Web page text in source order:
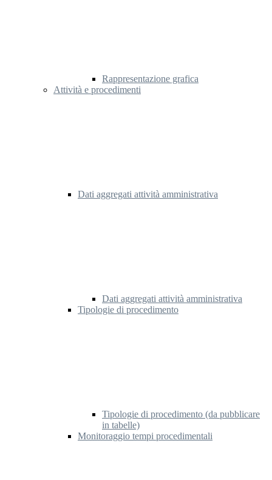
Rappresentazione grafica
Attività e procedimenti
Dati aggregati attività amministrativa
Dati aggregati attività amministrativa
Tipologie di procedimento
Tipologie di procedimento (da pubblicare
in tabelle)
Monitoraggio tempi procedimentali